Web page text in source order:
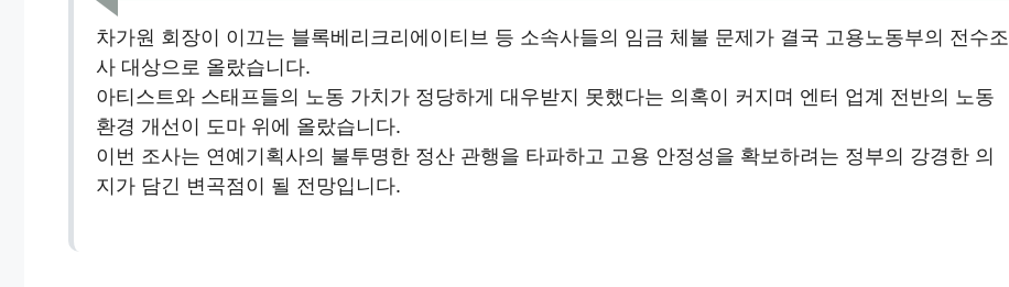
차가원 회장이 이끄는 블록베리크리에이티브 등 소속사들의 임금 체불 문제가 결국 고용노동부의 전수조
사 대상으로 올랐습니다.
아티스트와 스태프들의 노동 가치가 정당하게 대우받지 못했다는 의혹이 커지며 엔터 업계 전반의 노동
환경 개선이 도마 위에 올랐습니다.
이번 조사는 연예기획사의 불투명한 정산 관행을 타파하고 고용 안정성을 확보하려는 정부의 강경한 의
지가 담긴 변곡점이 될 전망입니다.